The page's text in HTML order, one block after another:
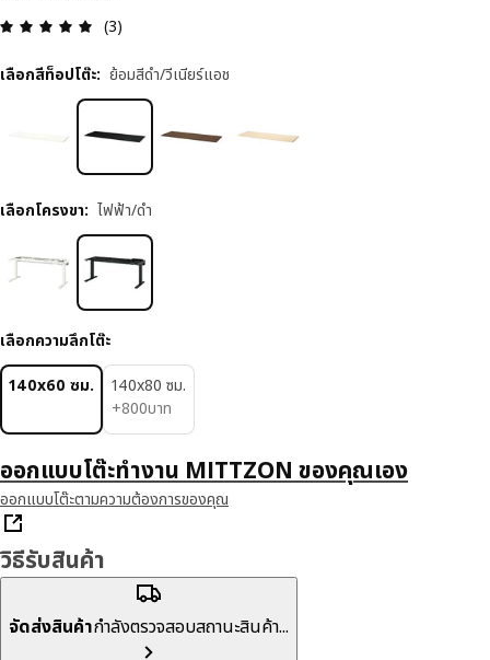
ความคิดเห็น: 5 จาก 5 ดาว รีวิวทั้งหมด: 3
(3)
เลือกสีท็อปโต๊ะ: ย้อมสีดำ/วีเนียร์แอช
เลือกโครงขา: ไฟฟ้า/ดำ
เลือกความลึกโต๊ะ
140x60 ซม.
140x80 ซม.
+800บาท
800บาท
ออกแบบโต๊ะทำงาน MITTZON ของคุณเอง
ออกแบบโต๊ะตามความต้องการของคุณ
วิธีรับสินค้า
จัดส่งสินค้ากำลังตรวจสอบสถานะสินค้า...